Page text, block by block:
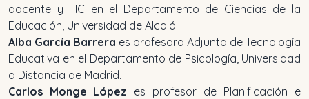
docente y TIC en el Departamento de Ciencias de la
Educación, Universidad de Alcalá.
Alba García Barrera es profesora Adjunta de Tecnología
Educativa en el Departamento de Psicología, Universidad
a Distancia de Madrid.
Carlos Monge López es profesor de Planificación e